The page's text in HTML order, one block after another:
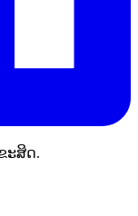
ະສິດ.